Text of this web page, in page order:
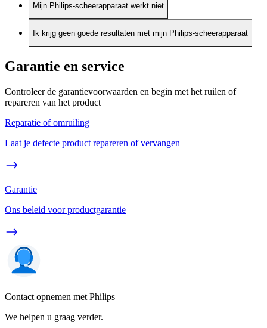
Mijn Philips-scheerapparaat werkt niet
Ik krijg geen goede resultaten met mijn Philips-scheerapparaat
Garantie en service
Controleer de garantievoorwaarden en begin met het ruilen of
repareren van het product
Reparatie of omruiling
Laat je defecte product repareren of vervangen
Garantie
Ons beleid voor productgarantie
Contact opnemen met Philips
We helpen u graag verder.